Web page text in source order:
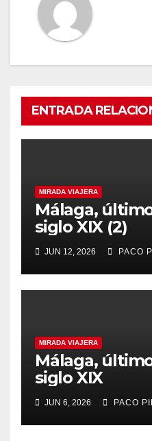
ENTRADA
MIRADA VIAJERA
Málaga,
siglo XIX (2)
JUN 12, 2026 PACO
MIRADA VIAJERA
Málaga,
siglo XIX
JUN 6, 2026 PACO